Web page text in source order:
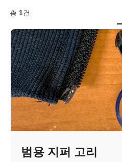
총 1건
범용 지퍼 고리